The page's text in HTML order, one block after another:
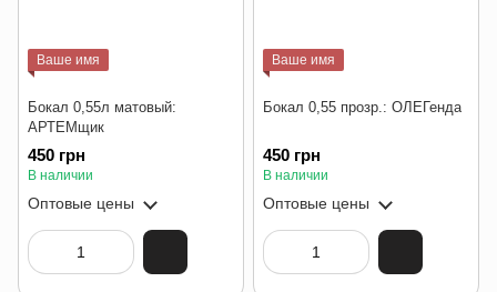
Ваше имя
Бокал 0,55л матовый:
АРТЕМщик
450 грн
В наличии
Оптовые цены
Ваше имя
Бокал 0,55 прозр.: ОЛЕГенда
450 грн
В наличии
Оптовые цены